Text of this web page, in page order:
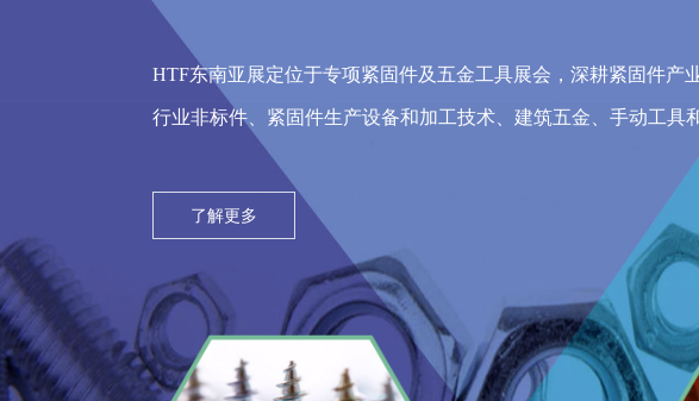
HTF东南亚展定位于专项紧固件及五金工具展会，深耕紧固件
行业非标件、紧固件生产设备和加工技术、建筑五金、手动工具
了解更多